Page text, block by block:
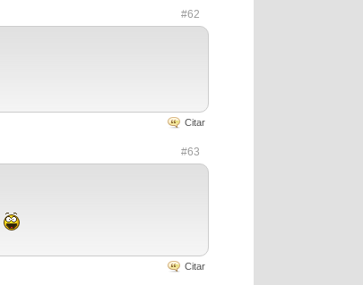
#62
Citar
#63
Citar